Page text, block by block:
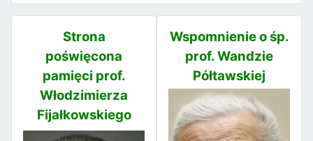
Strona
poświęcona
pamięci prof.
Włodzimierza
Fijałkowskiego
Wspomnienie o śp.
prof. Wandzie
Półtawskiej